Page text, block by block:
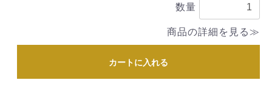
数量
商品の詳細を見る≫
カートに入れる